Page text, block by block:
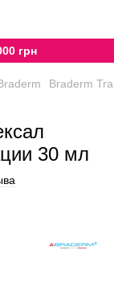
грн
Braderm
30 мл